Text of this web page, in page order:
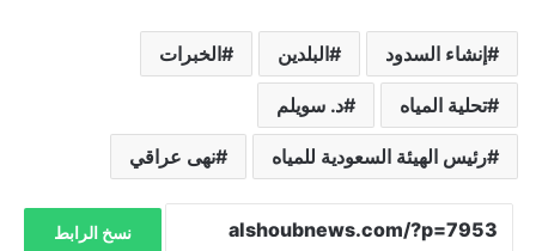
إنشاء السدود البلدين الخبرات
تحلية المياه د. سويلم
رئيس الهيئة السعودية للمياه نهى عراقي
نسخ الرابط